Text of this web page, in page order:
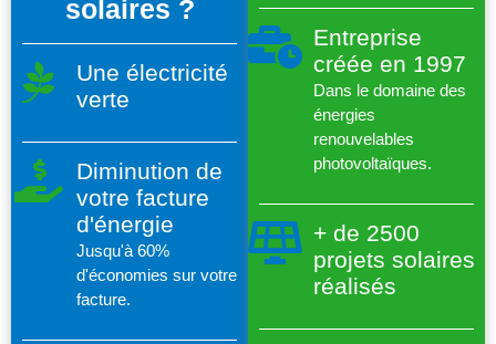
solaires ?
Une électricité
verte
Diminution de
votre facture
d'énergie
Jusqu'à 60%
d'économies sur votre
facture.
Entreprise
créée en 1997
Dans le domaine des
énergies
renouvelables
photovoltaïques.
+ de 2500
projets solaires
réalisés